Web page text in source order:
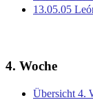
13.05.05
4. Woche
Übersicht 4.